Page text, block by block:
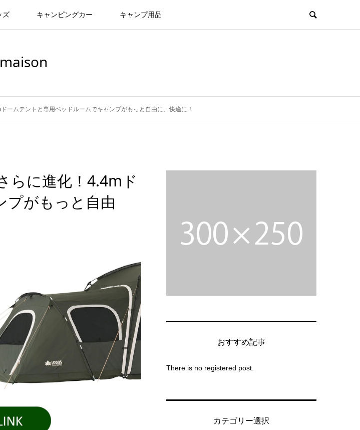
ズ キャンピングカー キャンプ用品
maison
ームテントと専用ベッドルームでキャンプがもっと自由に、快適に！
らに進化！4.4mド
プがもっと自由
おすすめ記事
There is no registered post.
カテゴリー選択